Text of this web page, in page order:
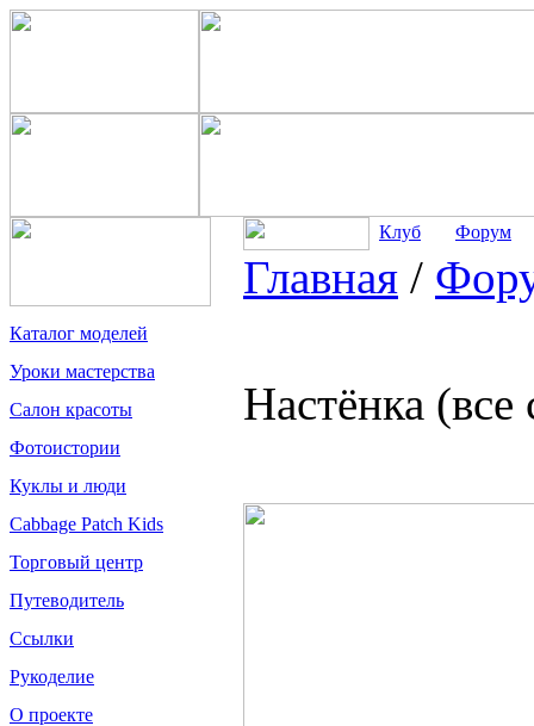
Каталог моделей
Уроки мастерства
Салон красоты
Фотоистории
Куклы и люди
Cabbage Patch Kids
Торговый центр
Путеводитель
Ссылки
Рукоделие
О проекте
Клуб Форум
Главная /
Настёнка